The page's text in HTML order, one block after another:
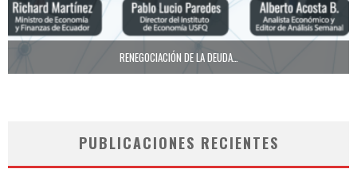
RENEGOCIACIÓN DE LA DEUDA…
PUBLICACIONES RECIENTES